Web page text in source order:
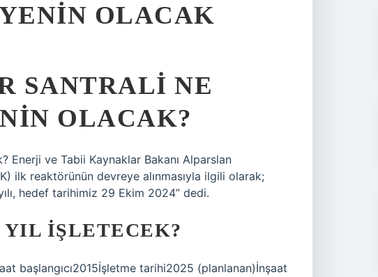
OLACAK
SANTRALI NE
OLACAK?
Enerji ve Tabii Kaynaklar Bakanı Alparslan
ilk reaktörünün devreye alınmasıyla ilgili olarak;
hedef tarihimiz 29 Ekim 2024” dedi.
YIL IŞLETECEK?
başlangıcı2015İşletme tarihi2025 (planlanan)İnşaat